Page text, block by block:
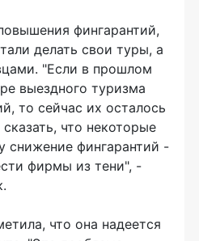
фингарантий,
делать свои туры, а
"Если в прошлом
выездного туризма
то сейчас их осталось
что некоторые
снижение фингарантий -
фирмы из тени", -
что она надеется